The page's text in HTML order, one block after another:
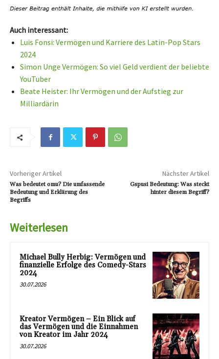
Auch interessant:
Luis Fonsi: Vermögen und Karriere des Latin-Pop Stars
2024
Simon Unge Vermögen: So viel Geld verdient der beliebte
YouTuber
Beate Heister: Ihr Vermögen und der Aufstieg zur
Milliardärin
Vorheriger Artikel
Was bedeutet omu? Die umfassende
Bedeutung und Erklärung des
Begriffs
Nächster Artikel
Gspusi Bedeutung: Was steckt
hinter diesem Begriff?
Weiterlesen
Michael Bully Herbig: Vermögen und
finanzielle Erfolge des Comedy-Stars
2024
30.07.2026
Kreator Vermögen – Ein Blick auf
das Vermögen und die Einnahmen
von Kreator im Jahr 2024
30.07.2026